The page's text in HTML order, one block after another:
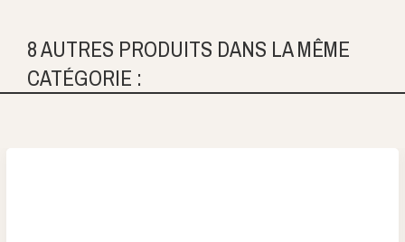
8 AUTRES PRODUITS DANS LA MÊME
CATÉGORIE :